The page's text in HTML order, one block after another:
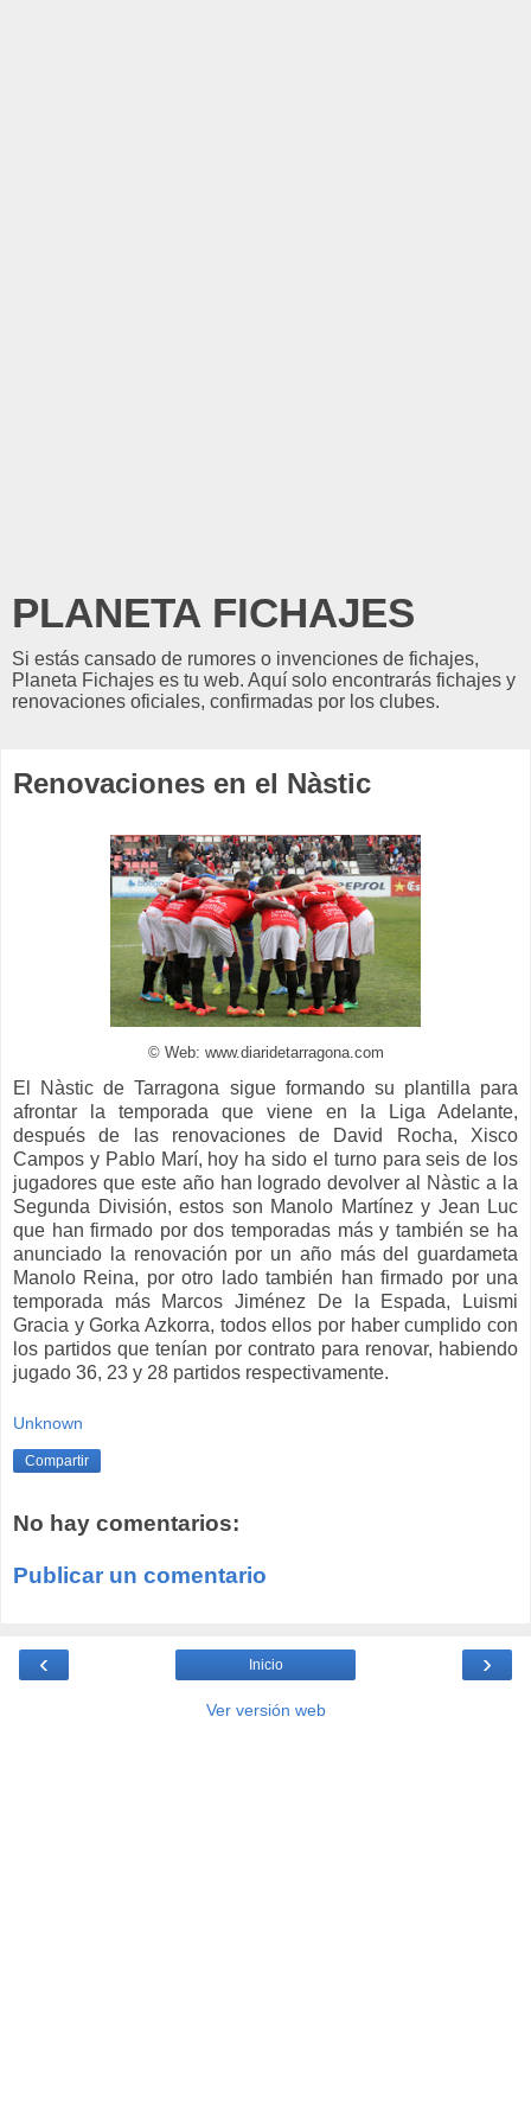
PLANETA FICHAJES
Si estás cansado de rumores o invenciones de fichajes,
Planeta Fichajes es tu web. Aquí solo encontrarás fichajes y
renovaciones oficiales, confirmadas por los clubes.
Renovaciones en el Nàstic
© Web: www.diaridetarragona.com
El Nàstic de Tarragona sigue formando su plantilla para
afrontar la temporada que viene en la Liga Adelante,
después de las renovaciones de David Rocha, Xisco
Campos y Pablo Marí, hoy ha sido el turno para seis de los
jugadores que este año han logrado devolver al Nàstic a la
Segunda División, estos son Manolo Martínez y Jean Luc
que han firmado por dos temporadas más y también se ha
anunciado la renovación por un año más del guardameta
Manolo Reina, por otro lado también han firmado por una
temporada más Marcos Jiménez De la Espada, Luismi
Gracia y Gorka Azkorra, todos ellos por haber cumplido con
los partidos que tenían por contrato para renovar, habiendo
jugado 36, 23 y 28 partidos respectivamente.
Unknown
Compartir
No hay comentarios:
Publicar un comentario
‹ ›
Inicio
Ver versión web